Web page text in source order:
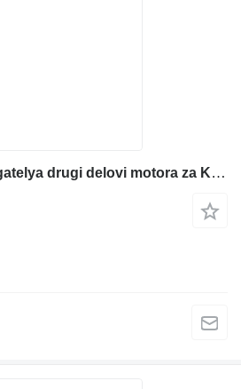
Nabor prokladok dvigatelya drugi delovi motora za Komatsu WB93s-5 bagera-utovarivača